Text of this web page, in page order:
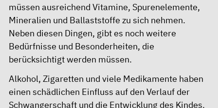
müssen ausreichend Vitamine, Spurenelemente,
Mineralien und Ballaststoffe zu sich nehmen.
Neben diesen Dingen, gibt es noch weitere
Bedürfnisse und Besonderheiten, die
berücksichtigt werden müssen.
Alkohol, Zigaretten und viele Medikamente haben
einen schädlichen Einfluss auf den Verlauf der
Schwangerschaft und die Entwicklung des Kindes.